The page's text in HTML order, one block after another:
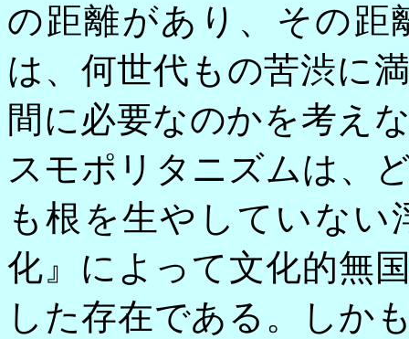
の距離があり、その距
は、何世代もの苦渋に
間に必要なのかを考え
スモポリタニズムは、
も根を生やしていな
化』によって文化的無
した存在である。しか